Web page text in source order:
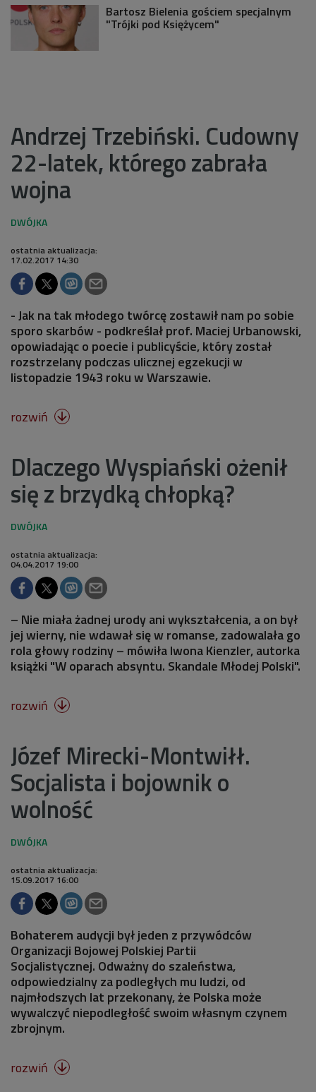
Bartosz Bielenia gościem specjalnym
"Trójki pod Księżycem"
Andrzej Trzebiński. Cudowny
22-latek, którego zabrała
wojna
ostatnia aktualizacja:
17.02.2017 14:30
- Jak na tak młodego twórcę zostawił nam po sobie
sporo skarbów - podkreślał prof. Maciej Urbanowski,
opowiadając o poecie i publicyście, który został
rozstrzelany podczas ulicznej egzekucji w
listopadzie 1943 roku w Warszawie.
rozwiń 
Dlaczego Wyspiański ożenił
się z brzydką chłopką?
ostatnia aktualizacja:
04.04.2017 19:00
– Nie miała żadnej urody ani wykształcenia, a on był
jej wierny, nie wdawał się w romanse, zadowalała go
rola głowy rodziny – mówiła Iwona Kienzler, autorka
książki "W oparach absyntu. Skandale Młodej Polski".
rozwiń 
Józef Mirecki-Montwiłł.
Socjalista i bojownik o
wolność
ostatnia aktualizacja:
15.09.2017 16:00
Bohaterem audycji był jeden z przywódców
Organizacji Bojowej Polskiej Partii
Socjalistycznej. Odważny do szaleństwa,
odpowiedzialny za podległych mu ludzi, od
najmłodszych lat przekonany, że Polska może
wywalczyć niepodległość swoim własnym czynem
zbrojnym.
rozwiń 